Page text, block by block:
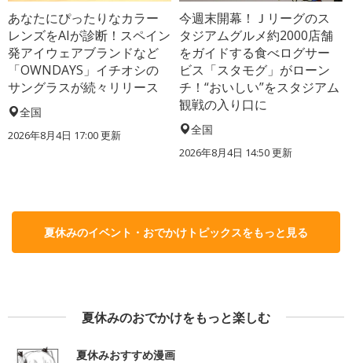
あなたにぴったりなカラー
レンズをAIが診断！スペイン
発アイウェアブランドなど
「OWNDAYS」イチオシの
サングラスが続々リリース
全国
2026年8月4日 17:00更新
今週末開幕！Ｊリーグのス
タジアムグルメ約2000店舗
をガイドする食べログサー
ビス「スタモグ」がローン
チ！“おいしい”をスタジアム
観戦の入り口に
全国
2026年8月4日 14:50更新
夏休みのイベント・おでかけトピックスをもっと見る
夏休みのおでかけをもっと楽しむ
夏休みおすすめ漫画